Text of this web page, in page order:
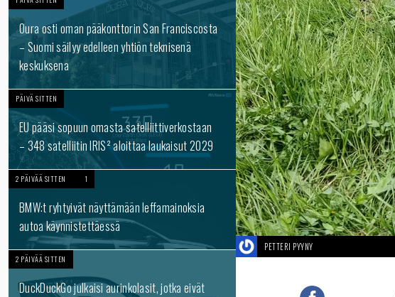
Oura osti oman pääkonttorin San Franciscosta
– Suomi säilyy edelleen yhtiön teknisenä
keskuksena
PÄIVÄ SITTEN
EU pääsi sopuun omasta satelliittiverkostaan
– 348 satelliitin IRIS² aloittaa laukaisut 2029
2 PÄIVÄÄ SITTEN 1
BMW:t ryhtyivät näyttämään leffamainoksia
autoa käynnistettäessä
2 PÄIVÄÄ SITTEN
DuckDuckGo julkaisi aurinkolasit, jotka eivät
PETTERI PYYNY